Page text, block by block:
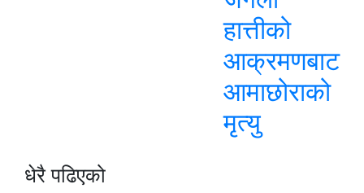
हात्तीको
आक्रमणबाट
आमाछोराको
मृत्यु
धेरै पढिएको